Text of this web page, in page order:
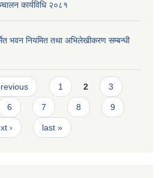
कार्यविधि २०८१
भवन नियमित तथा अभिलेखीकरण सम्बन्धी
1 2 3
6 7 8 9
› last »